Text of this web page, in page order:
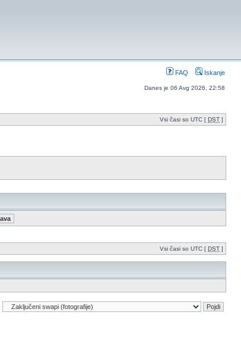
FAQ Iskanje
Danes je 06 Avg 2026, 22:58
Vsi časi so UTC [ DST ]
Vsi časi so UTC [ DST ]